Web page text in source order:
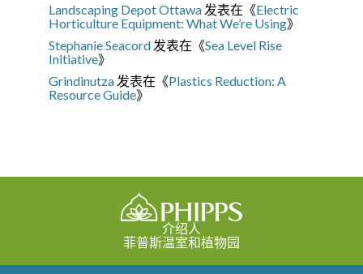
Landscaping Depot Ottawa 发表在《Electric
Horticulture Equipment: What We’re Using》
Stephanie Seacord 发表在《Sea Level Rise
Initiative》
Grindinutza 发表在《Plastics Reduction: A
Resource Guide》
介绍人
菲普斯温室和植物园